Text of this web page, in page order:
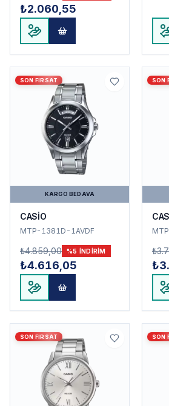
₺2.060,55
SON FIRSAT
KARGO BEDAVA
CASİO
MTP-1381D-1AVDF
₺4.859,00 %5 INDIRIM
₺4.616,05
SON
SON FIRSAT SON